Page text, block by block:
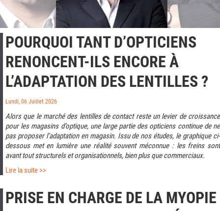
POURQUOI TANT D’OPTICIENS
RENONCENT-ILS ENCORE À
L’ADAPTATION DES LENTILLES ?
Lundi, 06 Juillet 2026
Alors que le marché des lentilles de contact reste un levier de croissance
pour les magasins d’optique, une large partie des opticiens continue de ne
pas proposer l’adaptation en magasin. Issu de nos études, le graphique ci-
dessous met en lumière une réalité souvent méconnue : les freins sont
avant tout structurels et organisationnels, bien plus que commerciaux.
Lire la suite >>
PRISE EN CHARGE DE LA MYOPIE